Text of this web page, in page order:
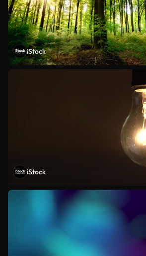
iStock
iStock